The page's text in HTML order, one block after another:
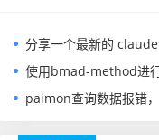
分享一个最新的 claude
使用bmad-method进
paimon查询数据报错，提示：The specified